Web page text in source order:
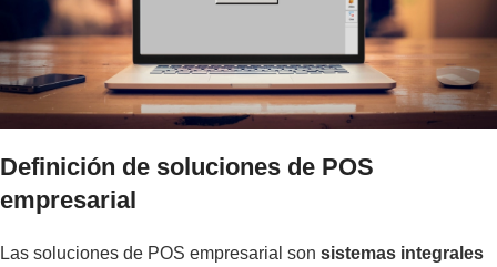
Definición de soluciones de POS
empresarial
Las soluciones de POS empresarial son sistemas integrales